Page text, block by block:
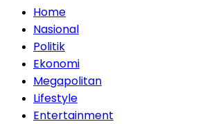
Home
Nasional
Politik
Ekonomi
Megapolitan
Lifestyle
Entertainment